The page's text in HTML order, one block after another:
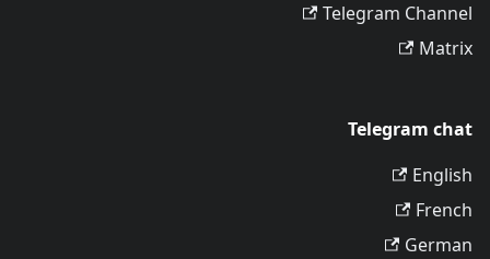
Telegram Channel
Matrix
Telegram chat
English
French
German